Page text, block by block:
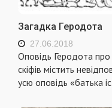
Загадка Геродота
27.06.2018
Оповідь Геродота про
скіфів містить
усю оповідь «батька